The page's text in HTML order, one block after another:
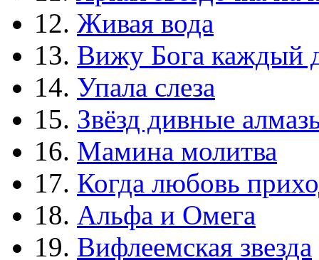
12. Живая вода
13. Вижу Бога каждый
14. Упала слеза
15. Звёзд дивные
16. Мамина молитва
17. Когда любовь
18. Альфа и Омега
19. Вифлеемская звезда